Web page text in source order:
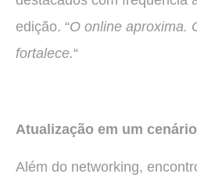
edição. “O online aproxima.
fortalece.“
Atualização em um
Além do networking,